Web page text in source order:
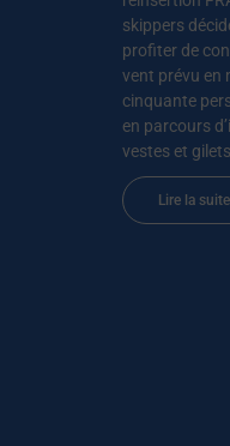
skippers
profiter de
vent prévu en
cinquante
en parcours
vestes et gilets
Lire la suite